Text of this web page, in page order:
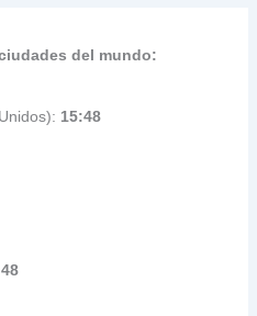
del mundo:
15:48